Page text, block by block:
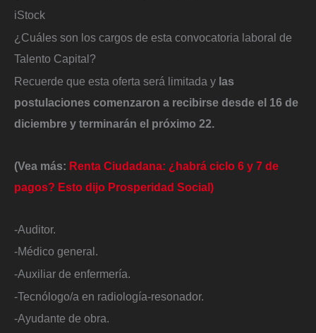
iStock
¿Cuáles son los cargos de esta convocatoria laboral de
Talento Capital?
Recuerde que esta oferta será limitada y las
postulaciones comenzaron a recibirse desde el 16 de
diciembre y terminarán el próximo 22.
(Vea más: Renta Ciudadana: ¿habrá ciclo 6 y 7 de
pagos? Esto dijo Prosperidad Social)
-Auditor.
-Médico general.
-Auxiliar de enfermería.
-Tecnólogo/a en radiología-resonador.
-Ayudante de obra.